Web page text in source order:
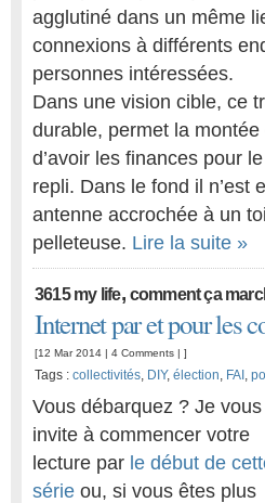
agglutiné dans un même
connexions à différents
personnes intéressées.
Dans une vision cible, ce
durable, permet la
d’avoir les finances pour
repli. Dans le fond il n’est
antenne accrochée à un
pelleteuse. Lire la suite »
3615 my life, comment ça
Internet par et pour les
[12 Mar 2014 | 4 Comments | ]
Tags : collectivités, DIY, élection, FAI ,
Vous débarquez ? Je vous
invite à commencer votre
lecture par le début de
série ou, si vous êtes plus